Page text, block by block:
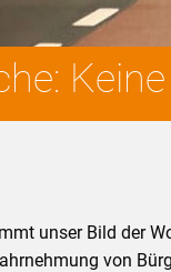
unser Bild der
von